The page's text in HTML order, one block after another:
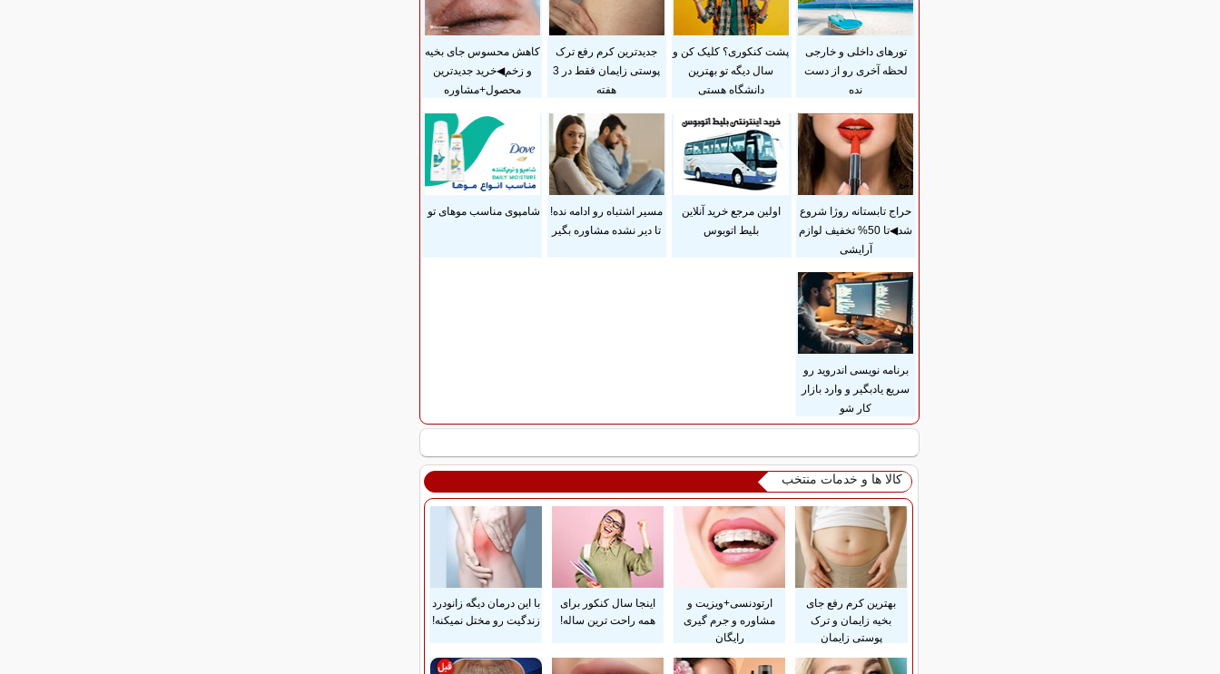
تورهای داخلی و خارجی
لحظه آخری رو از دست
نده
پشت کنکوری؟ کلیک کن و
سال دیگه تو بهترین
دانشگاه هستی
جدیدترین کرم رفع ترک
پوستی زایمان فقط در 3
هفته
کاهش محسوس جای بخیه
و زخم◀خرید جدیدترین
محصول+مشاوره
حراج تابستانه روژا شروع
شد◀تا 50% تخفیف لوازم
آرایشی
اولین مرجع خرید آنلاین
بلیط اتوبوس
مسیر اشتباه رو ادامه نده!
تا دیر نشده مشاوره بگیر
شامپوی مناسب موهای تو
برنامه نویسی اندروید رو
سریع یادبگیر و وارد بازار
کار شو
کالا ها و خدمات منتخب
بهترین کرم رفع جای
بخیه زایمان و ترک
پوستی زایمان
ارتودنسی+ویزیت و
مشاوره و جرم گیری
رایگان
اینجا سال کنکور برای
همه راحت ترین ساله!
با این درمان دیگه زانودرد
زندگیت رو مختل نمیکنه!